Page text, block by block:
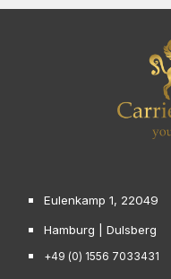
Eulenkamp 1, 22049
Hamburg | Dulsberg
+49 (0) 1556 7033431